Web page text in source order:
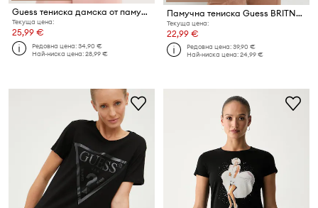
Guess тениска дамска от памук с еластан COLETTE
Текуща цена:
25,99 €
Редовна цена:34,90 €
Най-ниска цена:28,99 €
Памучна тениска Guess BRITNEY
Текуща цена:
22,99 €
Редовна цена:39,90 €
Най-ниска цена:24,99 €